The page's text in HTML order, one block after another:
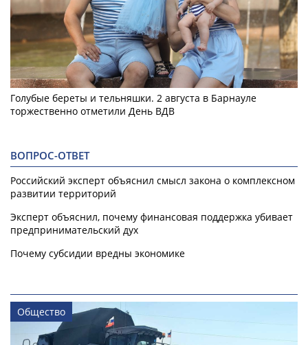
Голубые береты и тельняшки. 2 августа в Барнауле
торжественно отметили День ВДВ
ВОПРОС-ОТВЕТ
Российский эксперт объяснил смысл закона о комплексном
развитии территорий
Эксперт объяснил, почему финансовая поддержка убивает
предпринимательский дух
Почему субсидии вредны экономике
Общество